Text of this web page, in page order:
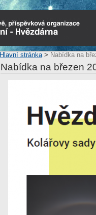
Hlavní stránka> Nabídka na
Nabídka na březen